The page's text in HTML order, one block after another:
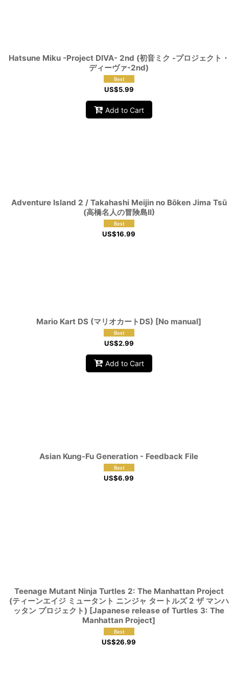
Hatsune Miku -Project DIVA- 2nd (初音ミク -プロジェクト・
ディーヴァ-2nd)
US$5.99
Add to Cart
Adventure Island 2 / Takahashi Meijin no Bōken Jima Tsū
(高橋名人の冒険島II)
US$16.99
Mario Kart DS (マリオカートDS) [No manual]
US$2.99
Add to Cart
Asian Kung-Fu Generation - Feedback File
US$6.99
Teenage Mutant Ninja Turtles 2: The Manhattan Project
(ティーンエイジ ミュータント ニンジャ タートルズ 2 ザ マンハ
ッタン プロジェクト) [Japanese release of Turtles 3: The
Manhattan Project]
US$26.99